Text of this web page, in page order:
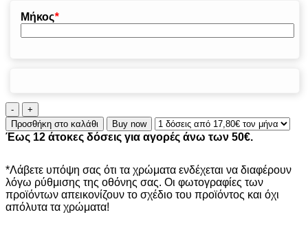
Μήκος*
ΔΑΠΕΔΟ
ΚΑΟΥΤΣΟΥΚ
9004
3mm
ΤΑΠΑ
1.2Μ
ποσότητα
Προσθήκη στο καλάθι Buy now
Έως 12 άτοκες δόσεις για αγορές άνω των 50€.
*Λάβετε υπόψη σας ότι τα χρώματα ενδέχεται να διαφέρουν
λόγω ρύθμισης της οθόνης σας. Οι φωτογραφίες των
προϊόντων απεικονίζουν το σχέδιο του προϊόντος και όχι
απόλυτα τα χρώματα!